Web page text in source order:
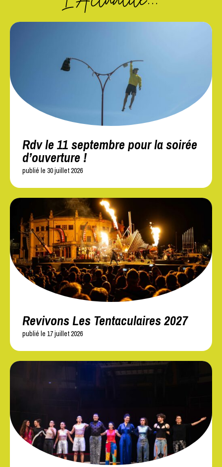
Rdv le 11 septembre pour la soirée
d’ouverture !
publié le 30 juillet 2026
Revivons Les Tentaculaires 2027
publié le 17 juillet 2026